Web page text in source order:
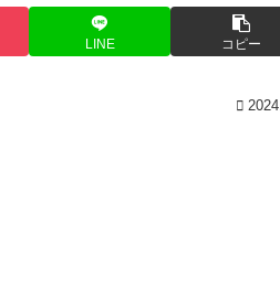
LINE コピー